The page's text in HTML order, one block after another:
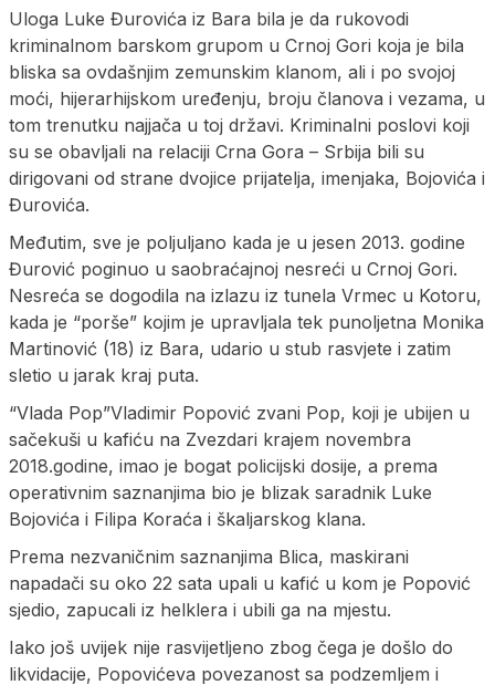
Uloga Luke Đurovića iz Bara bila je da rukovodi
kriminalnom barskom grupom u Crnoj Gori koja je bila
bliska sa ovdašnjim zemunskim klanom, ali i po svojoj
moći, hijerarhijskom uređenju, broju članova i vezama, u
tom trenutku najjača u toj državi. Kriminalni poslovi koji
su se obavljali na relaciji Crna Gora – Srbija bili su
dirigovani od strane dvojice prijatelja, imenjaka, Bojovića i
Đurovića.
Međutim, sve je poljuljano kada je u jesen 2013. godine
Đurović poginuo u saobraćajnoj nesreći u Crnoj Gori.
Nesreća se dogodila na izlazu iz tunela Vrmec u Kotoru,
kada je “porše” kojim je upravljala tek punoljetna Monika
Martinović (18) iz Bara, udario u stub rasvjete i zatim
sletio u jarak kraj puta.
“Vlada Pop”Vladimir Popović zvani Pop, koji je ubijen u
sačekuši u kafiću na Zvezdari krajem novembra
2018.godine, imao je bogat policijski dosije, a prema
operativnim saznanjima bio je blizak saradnik Luke
Bojovića i Filipa Koraća i škaljarskog klana.
Prema nezvaničnim saznanjima Blica, maskirani
napadači su oko 22 sata upali u kafić u kom je Popović
sjedio, zapucali iz helklera i ubili ga na mjestu.
Iako još uvijek nije rasvijetljeno zbog čega je došlo do
likvidacije, Popovićeva povezanost sa podzemljem i